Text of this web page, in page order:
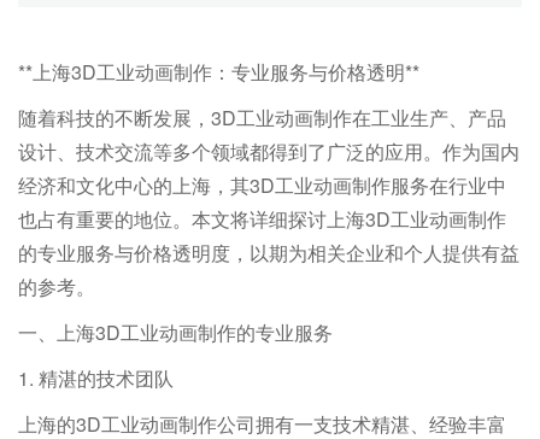
务与价格透明度，以期为相关企业和个人提供有益的参考。
一、上海3D工业动画制作的专业服务
1. 精湛的技术团队
上海的3D工业
**上海3D工业动画制作：专业服务与价格透明**
随着科技的不断发展，3D工业动画制作在工业生产、产品
设计、技术交流等多个领域都得到了广泛的应用。作为国内
经济和文化中心的上海，其3D工业动画制作服务在行业中
也占有重要的地位。本文将详细探讨上海3D工业动画制作
的专业服务与价格透明度，以期为相关企业和个人提供有益
的参考。
一、上海3D工业动画制作的专业服务
1. 精湛的技术团队
上海的3D工业动画制作公司拥有一支技术精湛、经验丰富